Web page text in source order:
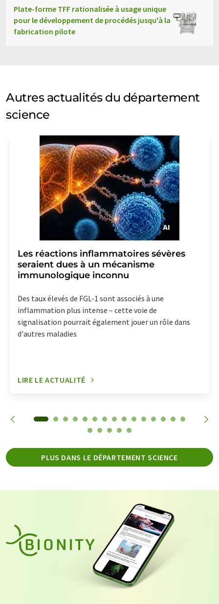
Plate-forme TFF rationalisée à usage unique
pour le développement de procédés jusqu'à la
fabrication pilote
Autres actualités du département
science
Les réactions inflammatoires sévères
seraient dues à un mécanisme
immunologique inconnu
Des taux élevés de FGL-1 sont associés à une
inflammation plus intense – cette voie de
signalisation pourrait également jouer un rôle dans
d'autres maladies
LIRE LE ACTUALITÉ
PLUS DANS LE DÉPARTEMENT SCIENCE